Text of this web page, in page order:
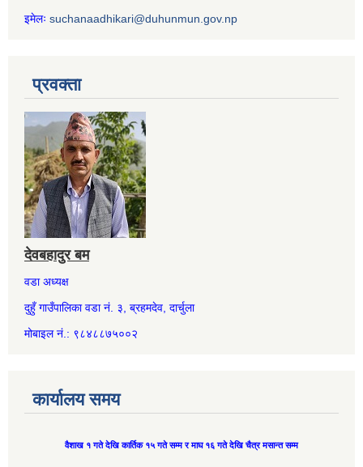
इमेलः suchanaadhikari@duhunmun.gov.np
प्रवक्ता
देवबहादुर बम
वडा अध्यक्ष
दुहुँ गाउँपालिका वडा नं. ३, ब्रहमदेव, दार्चुला
मोबाइल नं.: ९८४८८७५००२
कार्यालय समय
वैशाख १ गते देखि कार्तिक १५ गते सम्म र माघ १६ गते देखि चैत्र मसान्त सम्म